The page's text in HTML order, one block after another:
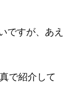
ですが、あえ
で紹介して